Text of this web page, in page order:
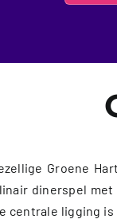
Groene
dinerspel
centrale ligging